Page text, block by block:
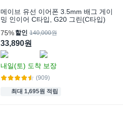
메이브 유선 이어폰 3.5mm 배그 게이
밍 인이어 C타입, G20 그린(C타입)
75% 할인 140,000원
33,890원
내일(토) 도착 보장
(909)
최대 1,695원 적립